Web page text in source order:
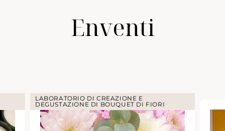
Enventi
LABORATORIO DI CREAZIONE E
DEGUSTAZIONE DI BOUQUET DI FIORI